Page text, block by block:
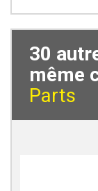
30
même
Parts